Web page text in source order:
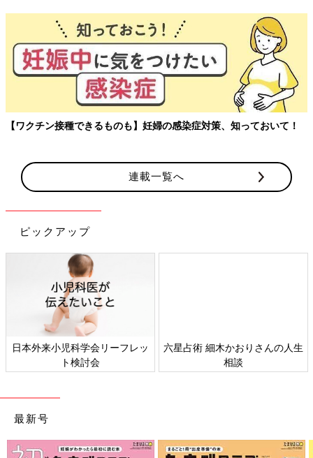
【ワクチン接種できるものも】妊婦の感染症対策、知っておいて！
連載一覧へ
ピックアップ
日本外来小児科学会リーフレッ
ト検討会
六星占術 細木かおりさんの人生
相談
最新号